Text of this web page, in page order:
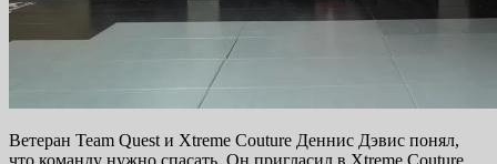
Ветеран Team Quest и Xtreme Couture Деннис Дэвис понял,
что команду нужно спасать. Он пригласил в Xtreme Couture